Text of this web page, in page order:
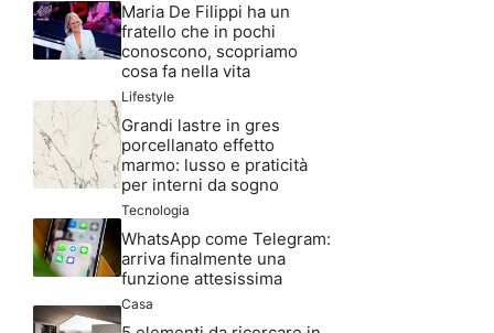
Maria De Filippi ha un
fratello che in pochi
conoscono, scopriamo
cosa fa nella vita
Lifestyle
Grandi lastre in gres
porcellanato effetto
marmo: lusso e praticità
per interni da sogno
Tecnologia
WhatsApp come Telegram:
arriva finalmente una
funzione attesissima
Casa